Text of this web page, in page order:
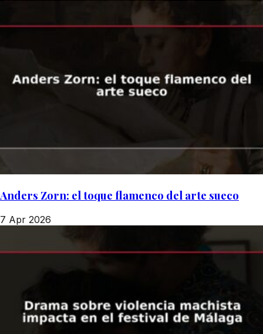
Anders Zorn: el toque flamenco del arte sueco
7 Apr 2026